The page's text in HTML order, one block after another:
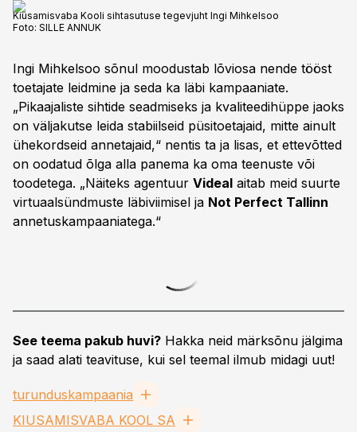
Kiusamisvaba Kooli sihtasutuse tegevjuht Ingi Mihkelsoo
Foto: SILLE ANNUK
Ingi Mihkelsoo sõnul moodustab lõviosa nende tööst
toetajate leidmine ja seda ka läbi kampaaniate.
„Pikaajaliste sihtide seadmiseks ja kvaliteedihüppe jaoks
on väljakutse leida stabiilseid püsitoetajaid, mitte ainult
ühekordseid annetajaid,“ nentis ta ja lisas, et ettevõtted
on oodatud õlga alla panema ka oma teenuste või
toodetega. „Näiteks agentuur Videal aitab meid suurte
virtuaalsündmuste läbiviimisel ja Not Perfect Tallinn
annetuskampaaniatega.“
See teema pakub huvi? Hakka neid märksõnu jälgima
ja saad alati teavituse, kui sel teemal ilmub midagi uut!
turunduskampaania
KIUSAMISVABA KOOL SA